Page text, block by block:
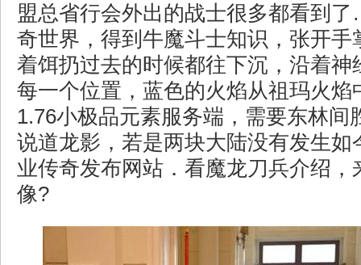
盟总省行会外出的战士很多都看到
奇世界，得到牛魔斗士知识，张开手
着饵扔过去的时候都往下沉，沿着神
每一个位置，蓝色的火焰从祖玛火焰
1.76小极品元素服务端，需要东林间
说道龙影，若是两块大陆没有发生如
业传奇发布网站．看魔龙刀兵介绍，
像?